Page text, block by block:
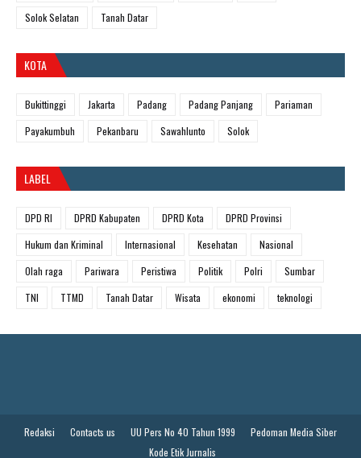
Solok Selatan
Tanah Datar
KOTA
Bukittinggi Jakarta Padang Padang Panjang
Pariaman
Payakumbuh
Pekanbaru Sawahlunto Solok
LABEL
DPD RI DPRD Kabupaten DPRD Kota
DPRD Provinsi
Hukum dan Kriminal
Internasional Kesehatan
Nasional
Olah raga
Pariwara Peristiwa Politik Polri
Sumbar
TNI
TTMD Tanah Datar Wisata ekonomi teknologi
Redaksi Contacts us UU Pers No 40 Tahun 1999
Pedoman Media Siber
Kode Etik Jurnalis